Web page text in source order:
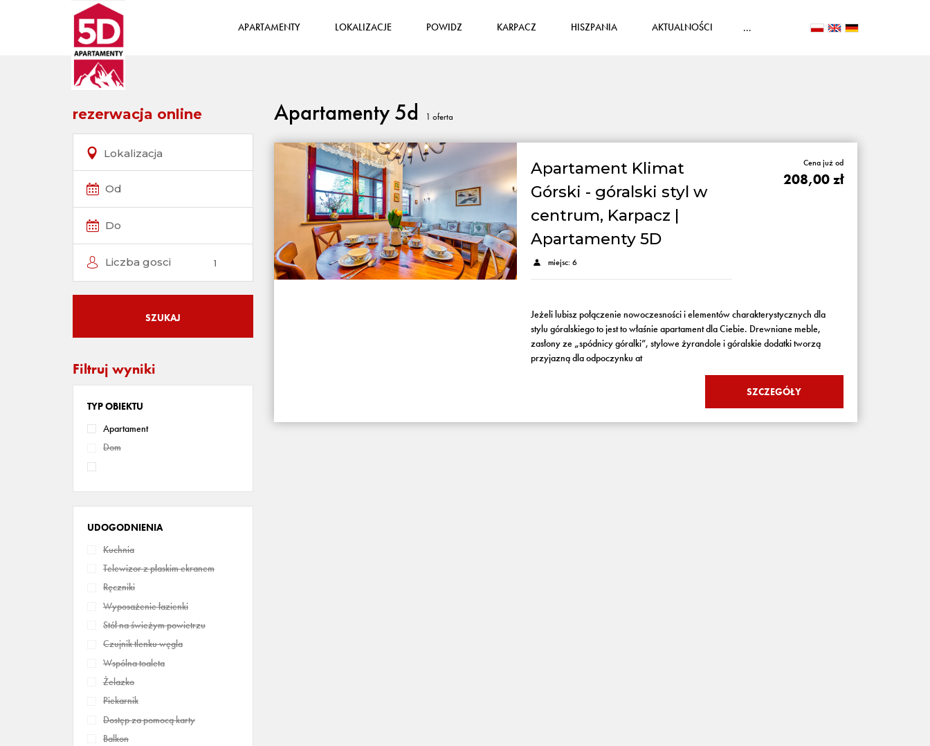
APARTAMENTY LOKALIZACJE POWIDZ KARPACZ HISZPANIA AKTUALNOŚCI ...
rezerwacja online
Lokalizacja
Od
Do
Liczba gosci
SZUKAJ
Filtruj wyniki
TYP OBIEKTU
Apartament
Dom
UDOGODNIENIA
Kuchnia
Telewizor z płaskim ekranem
Ręczniki
Wyposażenie łazienki
Stół na świeżym powietrzu
Czujnik tlenku węgla
Wspólna toaleta
Żelazko
Piekarnik
Dostęp za pomocą karty
Balkon
Apartamenty 5d 1 oferta
Apartament Klimat
Górski - góralski styl w
centrum, Karpacz |
Apartamenty 5D
miejsc: 6
Cena już od
208,00 zł
Jeżeli lubisz połączenie nowoczesności i elementów charakterystycznych dla
stylu góralskiego to jest to właśnie apartament dla Ciebie. Drewniane meble,
zasłony ze „spódnicy góralki”, stylowe żyrandole i góralskie dodatki tworzą
przyjazną dla odpoczynku at
SZCZEGÓŁY